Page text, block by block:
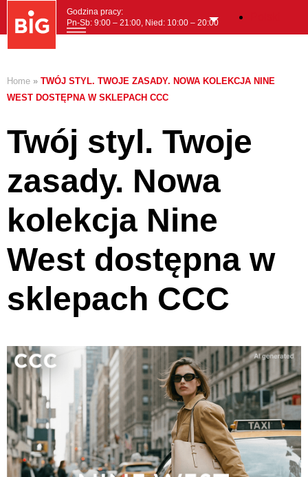
Godzina pracy:
Pn-Sb: 9:00 – 21:00, Nied: 10:00 – 20:00
Home » TWÓJ STYL. TWOJE ZASADY. NOWA KOLEKCJA NINE
WEST DOSTĘPNA W SKLEPACH CCC
Twój styl. Twoje
zasady. Nowa
kolekcja Nine
West dostępna w
sklepach CCC